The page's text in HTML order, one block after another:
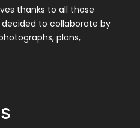
thanks to all those
to collaborate by
plans,